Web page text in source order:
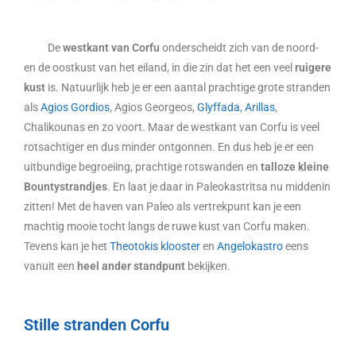
Dewestkant van Corfu onderscheidt zich van de noord-
en de oostkust van het eiland, in die zin dat het een veel ruigere
kust is. Natuurlijk heb je er een aantal prachtige grote stranden
alsAgios Gordios, Agios Georgeos, Glyffada, Arillas,
Chalikounas en zo voort. Maar de westkant van Corfu is veel
rotsachtiger en dus minder ontgonnen. En dus heb je er een
uitbundige begroeiing, prachtige rotswanden en talloze kleine
Bountystrandjes. En laat je daar in Paleokastritsa nu middenin
zitten! Met de haven van Paleo als vertrekpunt kan je een
machtig mooie tocht langs de ruwe kust van Corfu maken.
Tevens kan je het Theotokis kloosteren Angelokastroeens
vanuit een heel ander standpunt bekijken.
Stille stranden Corfu